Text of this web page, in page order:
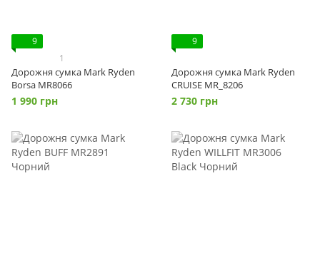
9
1
Дорожня сумка Mark Ryden
Borsa MR8066
1 990 грн
9
Дорожня сумка Mark Ryden
CRUISE MR_8206
2 730 грн